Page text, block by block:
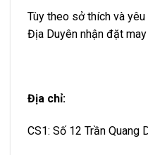
Tùy theo sở thích và
Địa Duyên nhận đặt
Địa chỉ:
CS1: Số 12 Trần Quang